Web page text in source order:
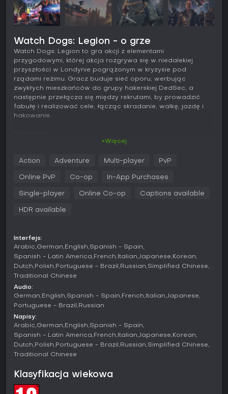
Watch Dogs: Legion - o grze
Watch Dogs: Legion to gra akcji z elementami
przygodowymi, której akcja rozgrywa się w niedalekiej
przyszłości w Londynie pogrążonym w kryzysie pod
rządami reżimu. Gracz buduje sieć oporu, werbując
zwykłych mieszkańców do grupy hakerskiej DedSec, a
następnie przełącza się między rekrutami, by prowadzić
fabułę i realizować cele, łącząc skradanie, walkę, jazdę i
hakowanie.
osobowość i zestaw umiejętności, które wpływają na
przebieg misji. Skanowanie potencjalnych rekrutów ujawnia
umiejętności walki wręcz czy szybsze hakowanie, oraz
dołączeniu do DedSec można w dowolnym momencie
narzędzia hakerskie: uzbrojone drony zapewniające
wsparcie z powietrza, miniaturowe roboty-pająki do działań
na bliskim dystansie oraz kamuflaż rzeczywistości
rozszerzonej umożliwiający tymczasowe ukrycie się. Otwarty
świat obejmuje wiernie odwzorowany Londyn z
charakterystycznymi punktami miasta, a aktywności
poboczne obejmują m.in. zakłócanie systemów monitoringu
oraz udział w wydarzeniach ulicznych powiązanych z
normalny i trudny - a opcjonalny tryb trwałej śmierci
podnosi ryzyko utraty rekrutów.
Tryby gry
rozgrywki i skupia się na operacjach oporu wymierzonych w
siły zagrażające miastu. Tryb online, dodany po premierze,
umożliwia wspólne sesje dla maksymalnie czterech osób.
+Więcej
Action Adventure Multi-player PvP
Online PvP Co-op In-App Purchases
Single-player Online Co-op Captions available
HDR available
Interfejs:
Arabic German English Spanish - Spain
Spanish - Latin America French Italian Japanese Korean
Dutch Polish Portuguese - Brazil Russian Simplified Chinese
Traditional Chinese
Audio:
German English Spanish - Spain French Italian Japanese
Portuguese - Brazil
Russian
Napisy:
Arabic German English Spanish - Spain
Spanish - Latin America French Italian Japanese Korean
Dutch Polish Portuguese - Brazil Russian Simplified Chinese
Traditional Chinese
Klasyfikacja wiekowa